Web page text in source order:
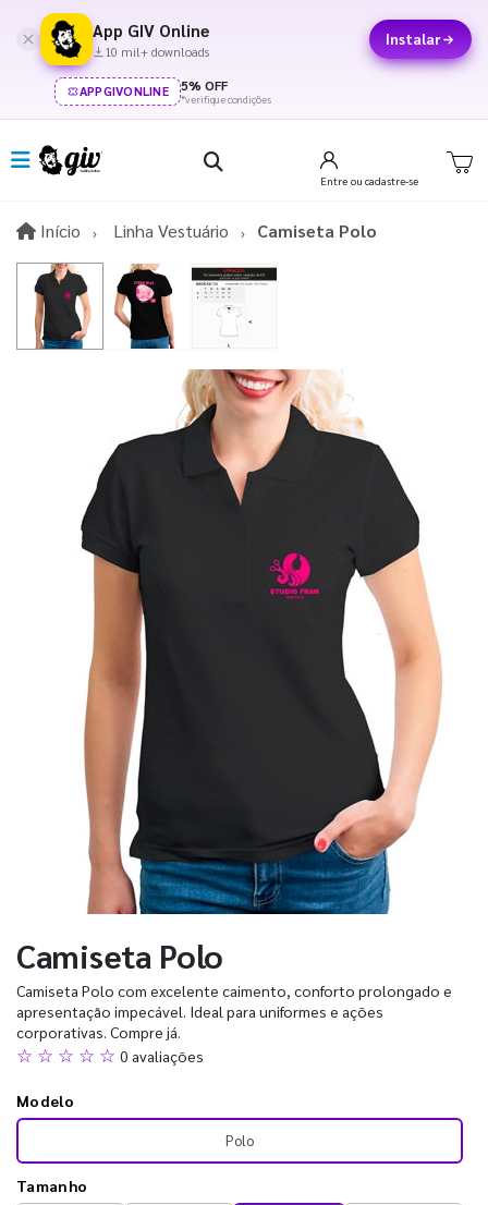
App GIV Online
10 mil+ downloads
Instalar
APPGIVONLINE 5% OFF
*verifique condições
Entre ou cadastre-se
Início InícioLinha Vestuário Camiseta Polo
Camiseta Polo
Camiseta Polo com excelente caimento, conforto prolongado e
apresentação impecável. Ideal para uniformes e ações
corporativas. Compre já.
☆ ☆ ☆ ☆ ☆ 0 avaliações
Modelo
Polo
Tamanho